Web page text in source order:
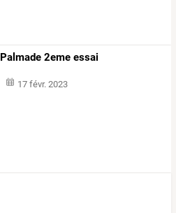
Palmade 2eme essai
17 févr. 2023